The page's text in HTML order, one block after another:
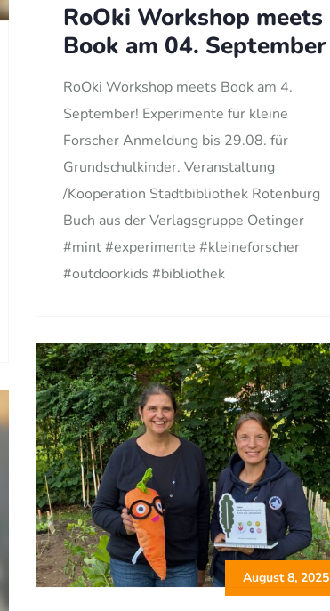
RoOki Workshop meets
Book am 04. September
RoOki Workshop meets Book am 4.
September! Experimente für kleine
Forscher Anmeldung bis 29.08. für
Grundschulkinder. Veranstaltung
/Kooperation Stadtbibliothek Rotenburg
Buch aus der Verlagsgruppe Oetinger
#mint #experimente #kleineforscher
#outdoorkids #bibliothek
August 8, 2025